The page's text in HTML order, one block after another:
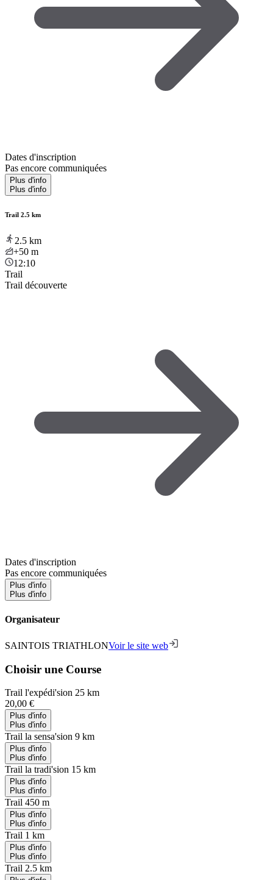
Dates d'inscription
Pas encore communiquées
Plus d'info
Plus d'info
Trail 2.5 km
2.5 km
+50 m
12:10
Trail
Trail découverte
Dates d'inscription
Pas encore communiquées
Plus d'info
Plus d'info
Organisateur
SAINTOIS TRIATHLONVoir le site web
Choisir une Course
Trail l'expédi'sion 25 km
20,00 €
Plus d'info
Plus d'info
Trail la sensa'sion 9 km
Plus d'info
Plus d'info
Trail la tradi'sion 15 km
Plus d'info
Plus d'info
Trail 450 m
Plus d'info
Plus d'info
Trail 1 km
Plus d'info
Plus d'info
Trail 2.5 km